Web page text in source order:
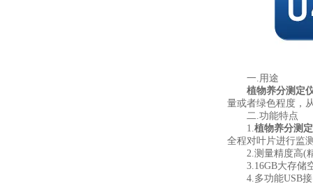
一.用途
植物养分测定
量或者绿色程度，
二.功能特点
1.植物养分测
全程对叶片进行监
2.测量精度高(精
3.16GB大存储空
4.多功能USB接